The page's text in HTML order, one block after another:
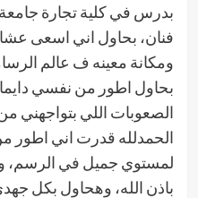
بدرس في كلية تجارة جامعة
فنان، بحاول اني اسعى
ومكانة معينه ف عالم
بحاول اطور من نفسي
الصعوبات اللي بتواجهني
الحمدلله قدرت اني
لمستوي جميل في الرسم،
باذن الله، وهحاول بكل